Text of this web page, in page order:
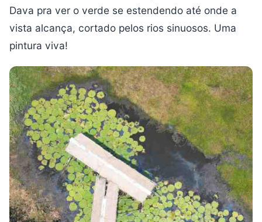
Dava pra ver o verde se estendendo até onde a
vista alcança, cortado pelos rios sinuosos. Uma
pintura viva!